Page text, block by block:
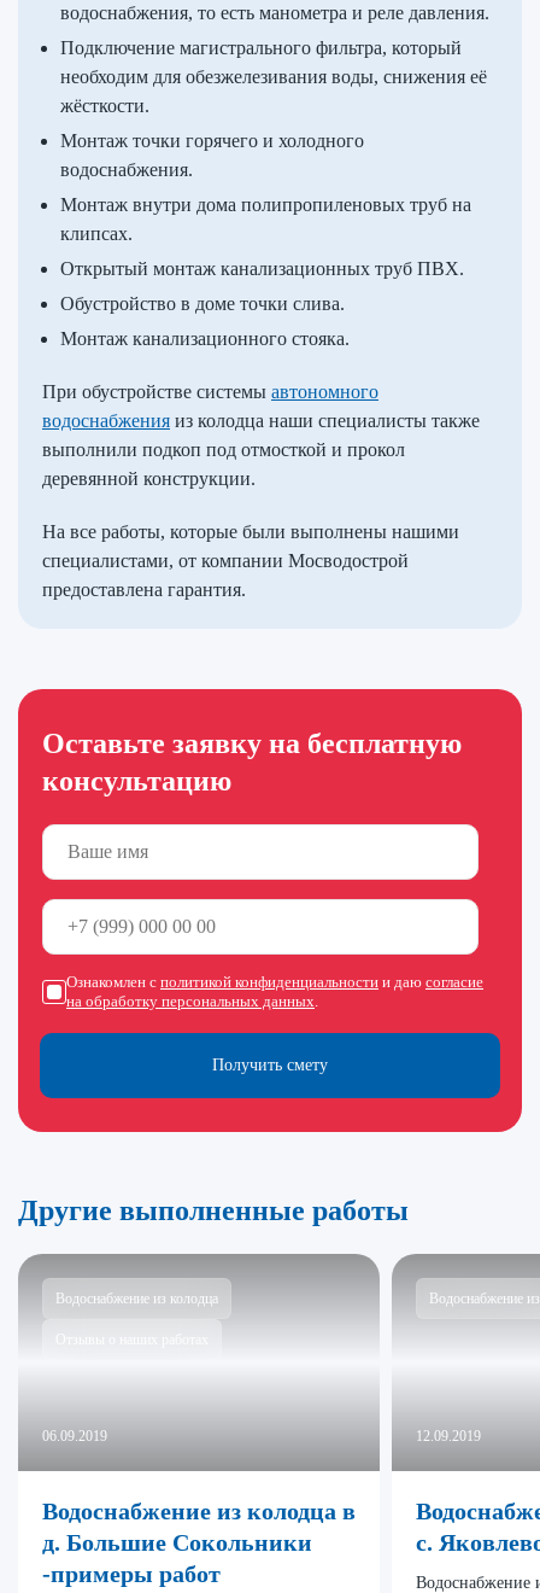
водоснабжения, то есть манометра и реле давления.
Подключение магистрального фильтра, который
необходим для обезжелезивания воды, снижения её
жёсткости.
Монтаж точки горячего и холодного
водоснабжения.
Монтаж внутри дома полипропиленовых труб на
клипсах.
Открытый монтаж канализационных труб ПВХ.
Обустройство в доме точки слива.
Монтаж канализационного стояка.
При обустройстве системы автономного
водоснабжения из колодца наши специалисты также
выполнили подкоп под отмосткой и прокол
деревянной конструкции.
На все работы, которые были выполнены нашими
специалистами, от компании Мосводострой
предоставлена гарантия.
Оставьте заявку на бесплатную
консультацию
Получить смету
Ознакомлен с политикой конфиденциальности и даю согласие
на обработку персональных данных.
Другие выполненные работы
Водоснабжение из колодца
06.09.2019
Водоснабжение из колодца в
д. Большие Сокольники
-примеры работ
Водоснабжение
12.09.2019
с.
Водоснабжение